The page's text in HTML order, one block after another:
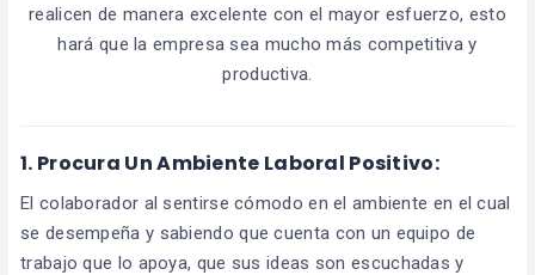
realicen de manera excelente con el mayor esfuerzo, esto
hará que la empresa sea mucho más competitiva y
productiva.
1. Procura Un Ambiente Laboral Positivo:
El colaborador al sentirse cómodo en el ambiente en el cual
se desempeña y sabiendo que cuenta con un equipo de
trabajo que lo apoya, que sus ideas son escuchadas y